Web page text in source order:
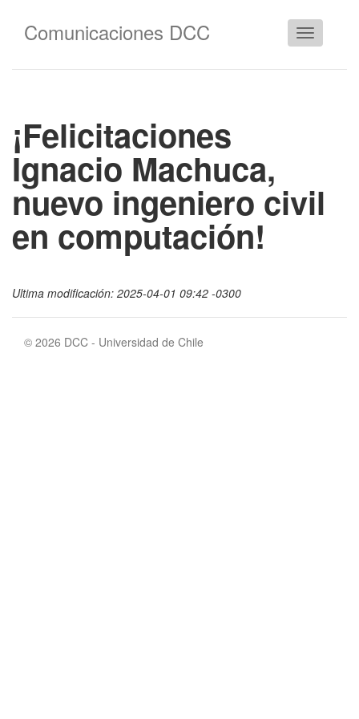
Cambiar
Comunicaciones DCC
¡Felicitaciones
Ignacio Machuca,
nuevo ingeniero civil
en computación!
Ultima modificación: 2025-04-01 09:42 -0300
© 2026 DCC - Universidad de Chile